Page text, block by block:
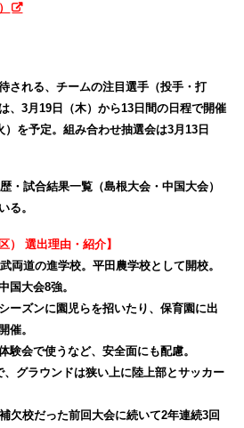
される、チームの注目選手（投手・打
、3月19日（木）から13日間の日程で開催
）を予定。組み合わせ抽選会は3月13日
・試合結果一覧（島根大会・中国大会）
る。
） 選出理由・紹介】
両道の進学校。平田農学校として開校。
国大会8強。
ーズンに園児らを招いたり、保育園に出
催。
験会で使うなど、安全面にも配慮。
、グラウンドは狭い上に陸上部とサッカー
欠校だった前回大会に続いて2年連続3回